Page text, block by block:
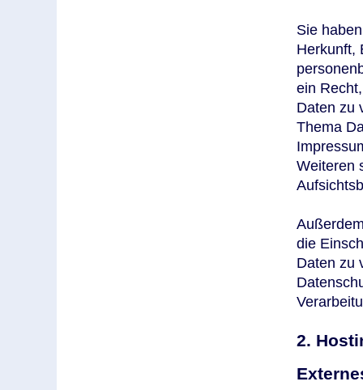
Sie
Herkunft,
ein
Daten zu
Thema
Weiteren
die
Daten zu
2.